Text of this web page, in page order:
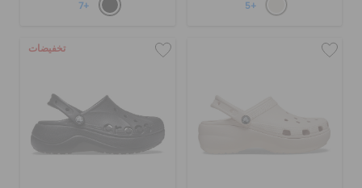
تسجيل الدخول / اشتراك
تحديد موقع المتجر
+5
+7
تخفيضات